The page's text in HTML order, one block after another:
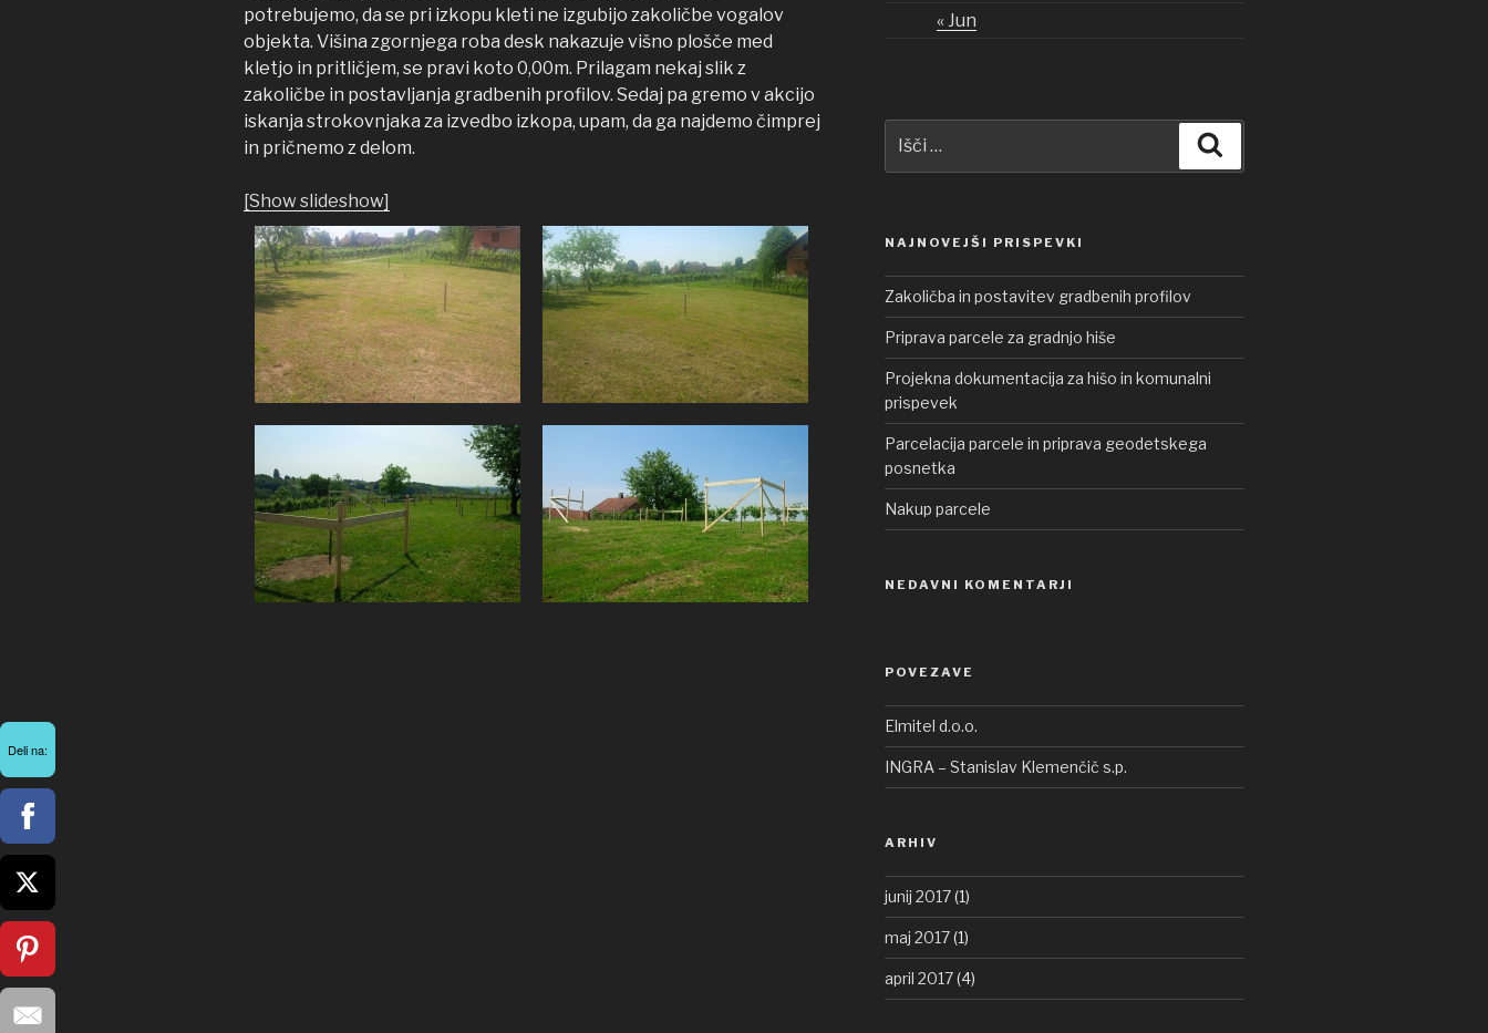
potrebujemo, da se pri izkopu kleti ne izgubijo zakoličbe vogalov
objekta. Višina zgornjega roba desk nakazuje višno plošče med
kletjo in pritličjem, se pravi koto 0,00m. Prilagam nekaj slik z
zakoličbe in postavljanja gradbenih profilov. Sedaj pa gremo v akcijo
iskanja strokovnjaka za izvedbo izkopa, upam, da ga najdemo čimprej
in pričnemo z delom.
[Show slideshow]
« Jun
NAJNOVEJŠI PRISPEVKI
Zakoličba in postavitev gradbenih profilov
Priprava parcele za gradnjo hiše
Projekna dokumentacija za hišo in komunalni
prispevek
Parcelacija parcele in priprava geodetskega
posnetka
Nakup parcele
NEDAVNI KOMENTARJI
POVEZAVE
Elmitel d.o.o.
INGRA – Stanislav Klemenčič s.p.
ARHIV
junij 2017(1)
maj 2017(1)
april 2017(4)
Deli na: